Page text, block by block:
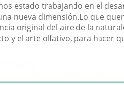
estado trabajando en el
nueva dimensión.Lo que
original del aire de la
y el arte olfativo, para hacer